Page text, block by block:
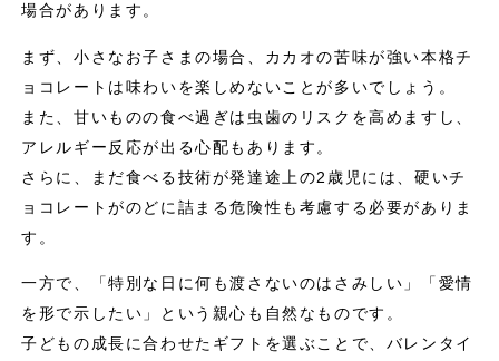
場合があります。
まず、小さなお子さまの場合、カカオの苦味が強い本格チ
ョコレートは味わいを楽しめないことが多いでしょう。
また、甘いものの食べ過ぎは虫歯のリスクを高めますし、
アレルギー反応が出る心配もあります。
さらに、まだ食べる技術が発達途上の2歳児には、硬いチ
ョコレートがのどに詰まる危険性も考慮する必要がありま
す。
一方で、「特別な日に何も渡さないのはさみしい」「愛情
を形で示したい」という親心も自然なものです。
子どもの成長に合わせたギフトを選ぶことで、バレンタイ